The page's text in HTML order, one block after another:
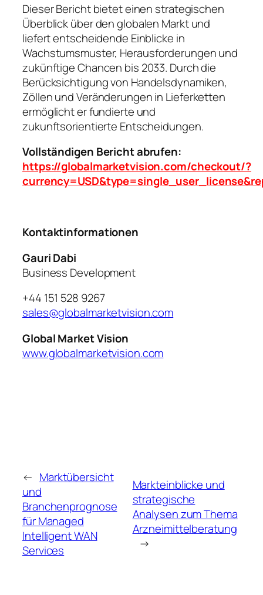
Dieser Bericht bietet einen strategischen
Überblick über den globalen Markt und
liefert entscheidende Einblicke in
Wachstumsmuster, Herausforderungen und
zukünftige Chancen bis 2033. Durch die
Berücksichtigung von Handelsdynamiken,
Zöllen und Veränderungen in Lieferketten
ermöglicht er fundierte und
zukunftsorientierte Entscheidungen.
Vollständigen Bericht abrufen:
https://globalmarketvision.com/checkout/?
Kontaktinformationen
Gauri Dabi
Business Development
+44 151 528 9267
sales@globalmarketvision.com
Global Market Vision
www.globalmarketvision.com
← Marktübersicht
und
Branchenprognose
für Managed
Intelligent WAN
Services
Markteinblicke und
strategische
Analysen zum Thema
Arzneimittelberatung
→